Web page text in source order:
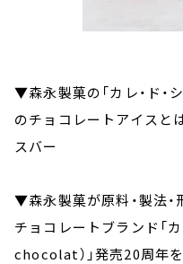
▼森永製菓の「カレ・ド・
のチョコレートアイスと
スバー
▼森永製菓が原料・製法
チョコレートブランド「
chocolat）」発売20周年を